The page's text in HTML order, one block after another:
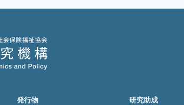
発行物 研究助成